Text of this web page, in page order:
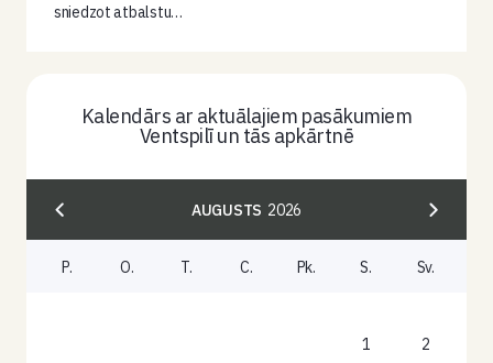
sniedzot atbalstu…
Kalendārs ar aktuālajiem pasākumiem
Ventspilī un tās apkārtnē
AUGUSTS 2026
P. O. T. C. Pk. S. Sv.
1 2